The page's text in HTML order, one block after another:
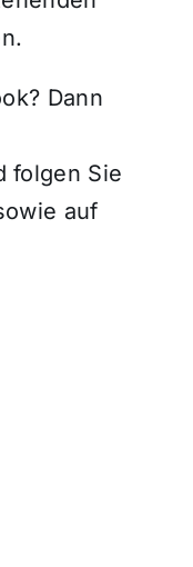
Dann
folgen Sie
auf